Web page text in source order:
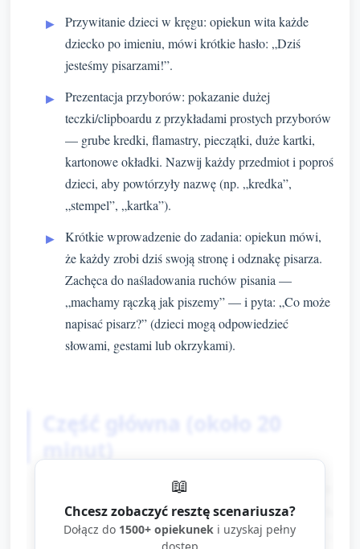
Przywitanie dzieci w kręgu: opiekun wita każde
dziecko po imieniu, mówi krótkie hasło: „Dziś
jesteśmy pisarzami!”.
Prezentacja przyborów: pokazanie dużej
teczki/clipboardu z przykładami prostych przyborów
— grube kredki, flamastry, pieczątki, duże kartki,
kartonowe okładki. Nazwij każdy przedmiot i poproś
dzieci, aby powtórzyły nazwę (np. „kredka”,
„stempel”, „kartka”).
Krótkie wprowadzenie do zadania: opiekun mówi,
że każdy zrobi dziś swoją stronę i odznakę pisarza.
Zachęca do naśladowania ruchów pisania —
„machamy rączką jak piszemy” — i pyta: „Co może
napisać pisarz?” (dzieci mogą odpowiedzieć
słowami, gestami lub okrzykami).
Część główna (około 20
Podział i przygotowanie stanowisk (2 min):
dzieci siadają przy stolikach lub na leżących
matach — każde dziecko otrzymuje dużą
📖
Chcesz zobaczyć resztę scenariusza?
Dołącz do 1500+ opiekunek i uzyskaj pełny